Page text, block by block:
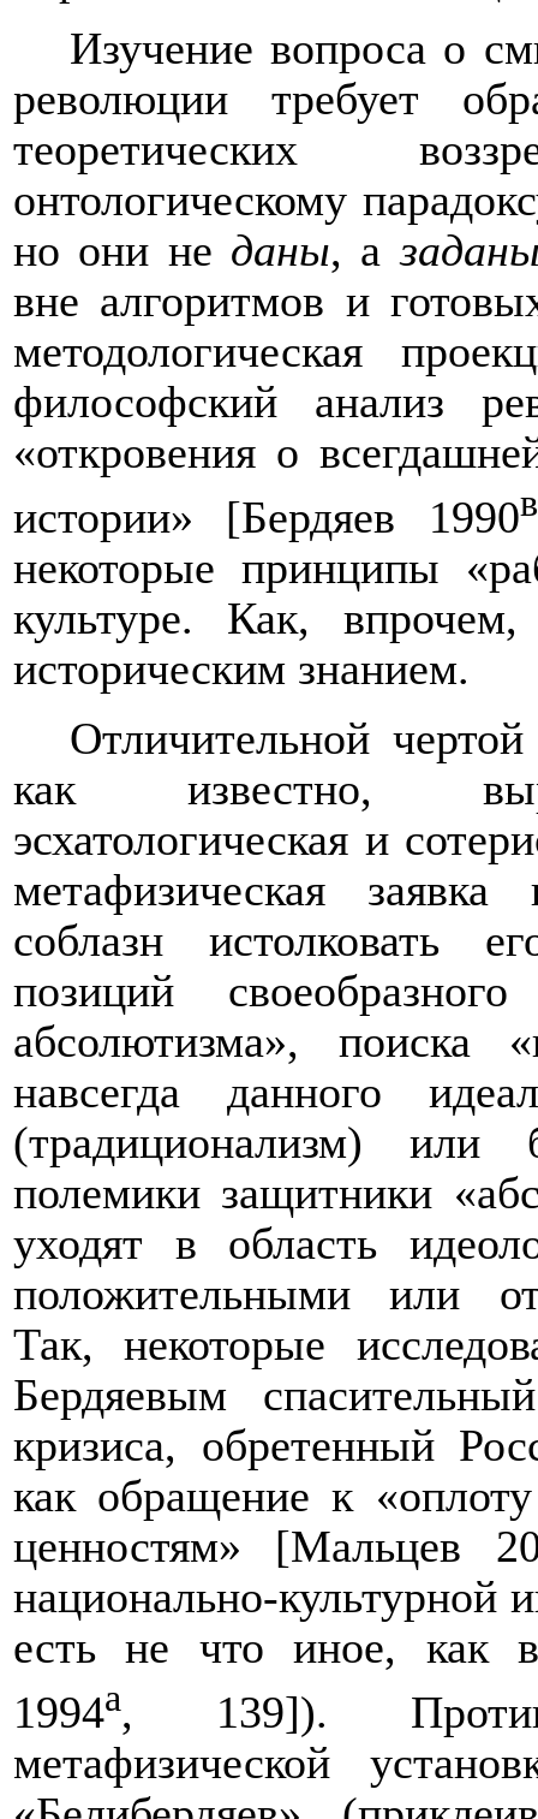
Изучение вопроса о
революции требует
теоретических
онтологическому
но они не даны, а
вне алгоритмов и
методологическая
философский анализ
«откровения о
истории» [Бердяев 1990в
некоторые принципы
культуре. Как,
историческим знанием.
Отличительной
как известно,
эсхатологическая и
метафизическая
соблазн истолковать
позиций своеобразного
абсолютизма», поиска
навсегда данного
(традиционализм)
полемики защитники
уходят в область
положительными или
Так, некоторые
Бердяевым
кризиса, обретенный
как обращение к
ценностям» [Мальцев
национально-культурной
есть не что иное, как
1994а, 139]).
метафизической